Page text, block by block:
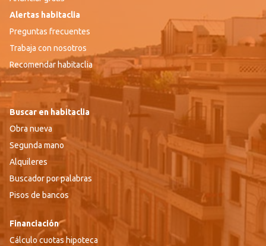
Alertas habitaclia
Preguntas frecuentes
Trabaja con nosotros
Recomendar habitaclia
Buscar en habitaclia
Obra nueva
Segunda mano
Alquileres
Buscador por palabras
Pisos de bancos
Financiación
Cálculo cuotas hipoteca